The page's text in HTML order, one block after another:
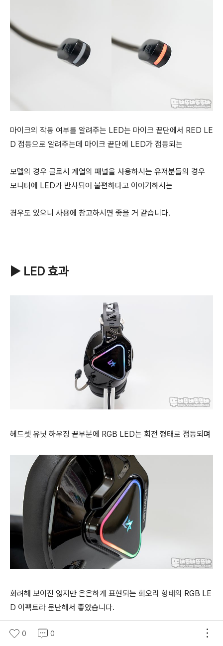
마이크의 작동 여부를 알려주는 LED는 마이크 끝단에서 RED LE
D 점등으로 알려주는데 마이크 끝단에 LED가 점등되는
모델의 경우 글로시 계열의 패널을 사용하시는 유저분들의 경우
모니터에 LED가 반사되어 불편하다고 이야기하시는
경우도 있으니 사용에 참고하시면 좋을 거 같습니다.
▶ LED 효과
헤드셋 유닛 하우징 끝부분에 RGB LED는 회전 형태로 점등되며
화려해 보이진 않지만 은은하게 표현되는 회오리 형태의 RGB LE
D 이펙트라 문난해서 좋았습니다.
0 0